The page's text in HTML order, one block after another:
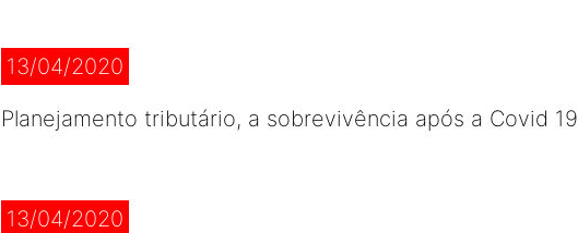
13/04/2020
Planejamento tributário, a sobrevivência após a Covid 19
13/04/2020